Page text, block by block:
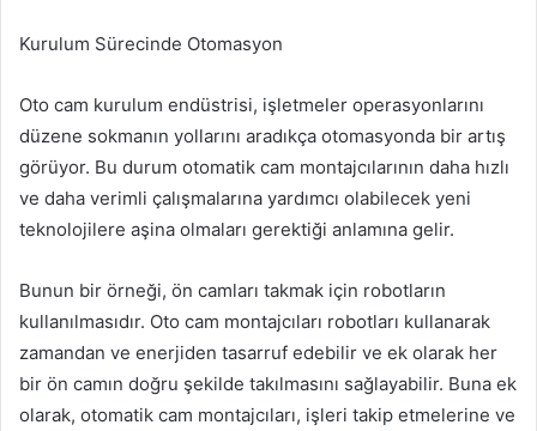
Kurulum Sürecinde Otomasyon
Oto cam kurulum endüstrisi, işletmeler operasyonlarını
düzene sokmanın yollarını aradıkça otomasyonda bir artış
görüyor. Bu durum otomatik cam montajcılarının daha hızlı
ve daha verimli çalışmalarına yardımcı olabilecek yeni
teknolojilere aşina olmaları gerektiği anlamına gelir.
Bunun bir örneği, ön camları takmak için robotların
kullanılmasıdır. Oto cam montajcıları robotları kullanarak
zamandan ve enerjiden tasarruf edebilir ve ek olarak her
bir ön camın doğru şekilde takılmasını sağlayabilir. Buna ek
olarak, otomatik cam montajcıları, işleri takip etmelerine ve